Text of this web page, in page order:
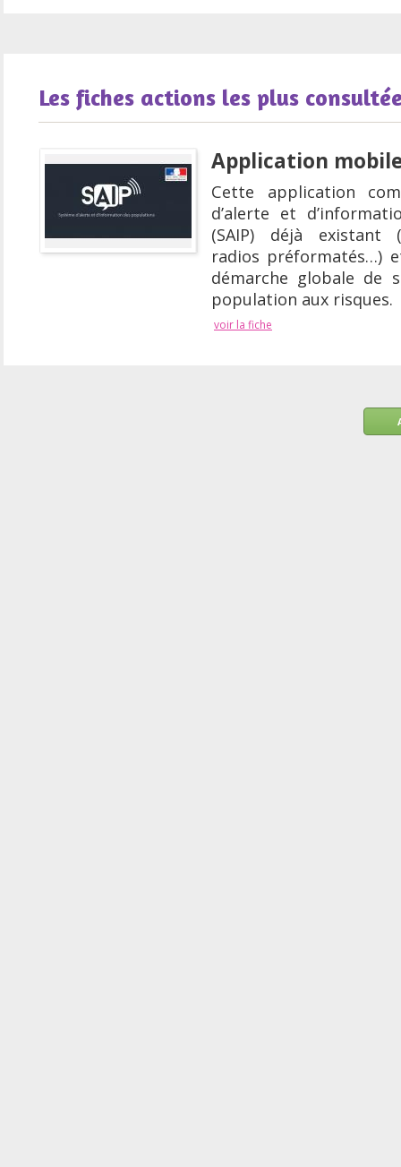
Les fiches actions les plus
Application
Cette application
d’alerte et
(SAIP) déjà existant
radios préformatés…)
démarche globale de
population aux risques.
voir la fiche